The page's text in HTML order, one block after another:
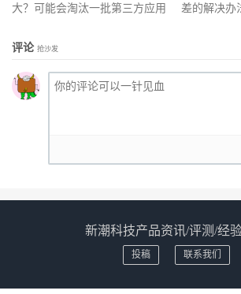
大？可能会淘汰一批第三方应用
差的解决办
评论 抢沙发
新潮科技产品资讯/评测/经
投稿 联系我们